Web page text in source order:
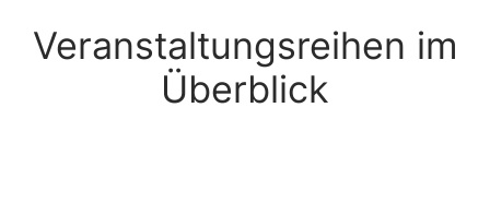
Veranstaltungsreihen im
Überblick